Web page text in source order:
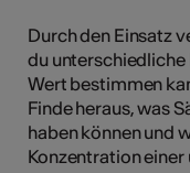
Durch den Einsatz
du unterschiedliche
Wert bestimmen
Finde heraus, was
haben können und
Konzentration